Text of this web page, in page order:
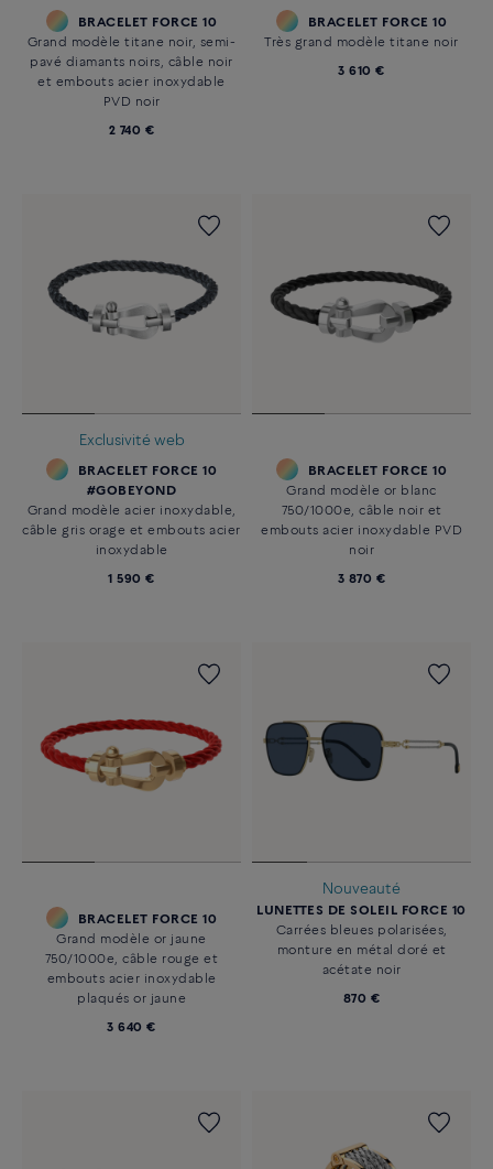
BRACELET FORCE 10
Grand modèle titane noir, semi-
pavé diamants noirs, câble noir
et embouts acier inoxydable
PVD noir
2 740 €
BRACELET FORCE 10
Très grand modèle titane noir
3 610 €
Exclusivité web
BRACELET FORCE 10
#GOBEYOND
Grand modèle acier inoxydable,
câble gris orage et embouts acier
inoxydable
1 590 €
BRACELET FORCE 10
Grand modèle or blanc
750/1000e, câble noir et
embouts acier inoxydable PVD
noir
3 870 €
BRACELET FORCE 10
Grand modèle or jaune
750/1000e, câble rouge et
embouts acier inoxydable
plaqués or jaune
3 640 €
Nouveauté
LUNETTES DE SOLEIL FORCE 10
Carrées bleues polarisées,
monture en métal doré et
acétate noir
870 €